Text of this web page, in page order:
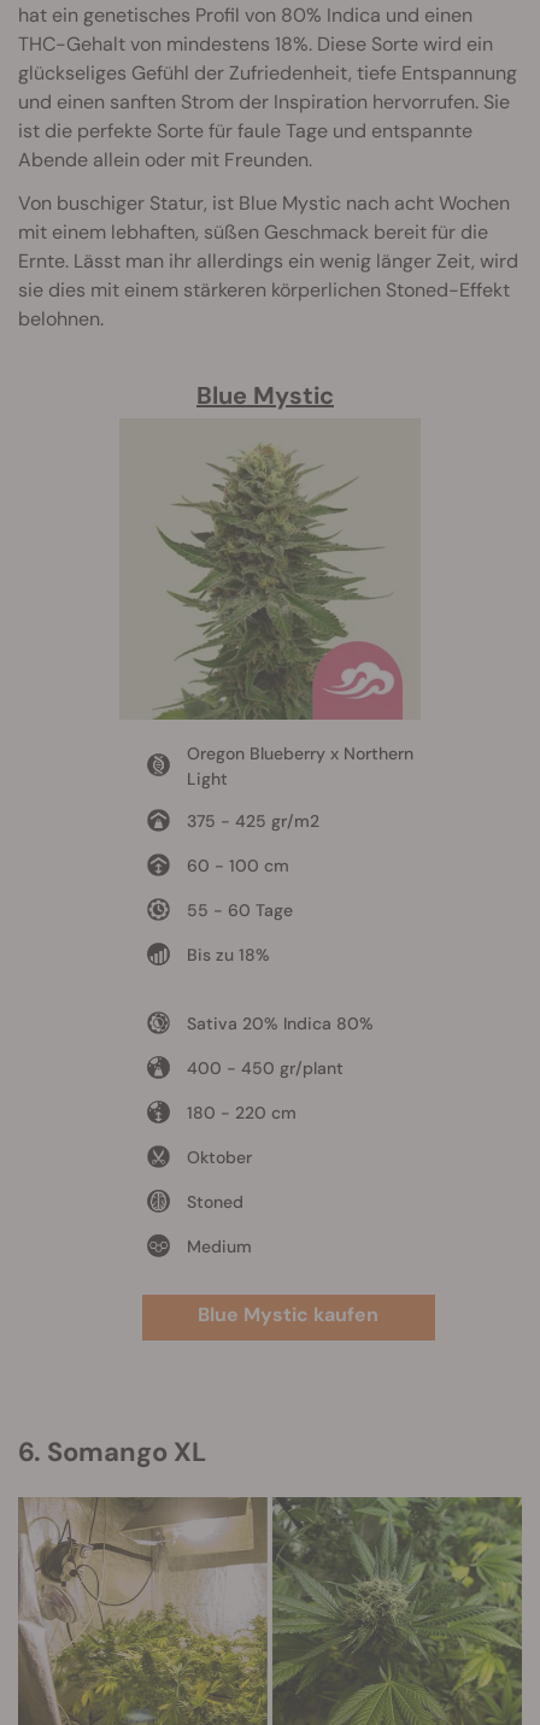
hat ein genetisches Profil von 80% Indica und einen
THC-Gehalt von mindestens 18%. Diese Sorte wird ein
glückseliges Gefühl der Zufriedenheit, tiefe Entspannung
und einen sanften Strom der Inspiration hervorrufen. Sie
ist die perfekte Sorte für faule Tage und entspannte
Abende allein oder mit Freunden.
Von buschiger Statur, ist Blue Mystic nach acht Wochen
mit einem lebhaften, süßen Geschmack bereit für die
Ernte. Lässt man ihr allerdings ein wenig länger Zeit, wird
sie dies mit einem stärkeren körperlichen Stoned-Effekt
belohnen.
Blue Mystic
Oregon Blueberry x Northern
Light
375 - 425 gr/m2
60 - 100 cm
55 - 60 Tage
Bis zu 18%
Sativa 20% Indica 80%
400 - 450 gr/plant
180 - 220 cm
Oktober
Stoned
Medium
Blue Mystic kaufen
6. Somango XL